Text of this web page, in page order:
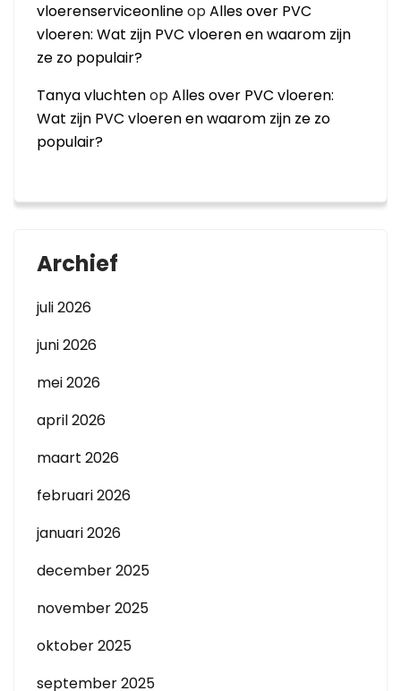
vloerenserviceonlineopAlles over PVC
vloeren: Wat zijn PVC vloeren en waarom zijn
ze zo populair?
Tanya vluchtenopAlles over PVC vloeren:
Wat zijn PVC vloeren en waarom zijn ze zo
populair?
Archief
juli 2026
juni 2026
mei 2026
april 2026
maart 2026
februari 2026
januari 2026
december 2025
november 2025
oktober 2025
september 2025